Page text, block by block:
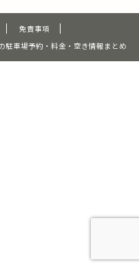
免責事項
車場予約・料金・空き情報まとめ